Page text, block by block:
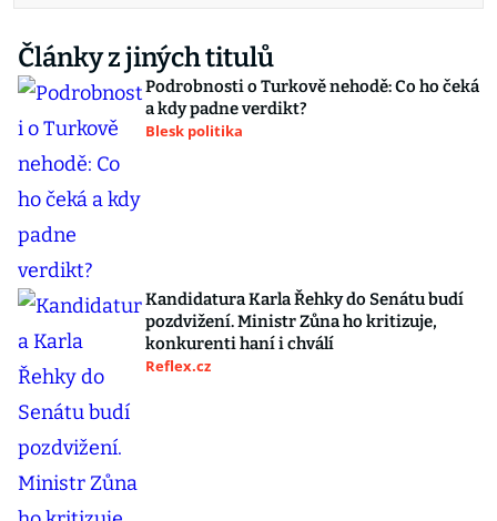
Články z jiných titulů
Podrobnosti o Turkově nehodě: Co ho čeká
a kdy padne verdikt?
Blesk politika
Kandidatura Karla Řehky do Senátu budí
pozdvižení. Ministr Zůna ho kritizuje,
konkurenti haní i chválí
Reflex.cz